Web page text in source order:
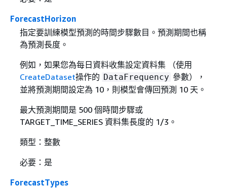
ForecastHorizon
指定要訓練模型預測的時間步驟數目。預測期間也稱
為預測長度。
例如，如果您為每日資料收集設定資料集 （使用
CreateDataset操作的 DataFrequency 參數），
並將預測期間設定為 10，則模型會傳回預測 10 天。
最大預測期間是 500 個時間步驟或
TARGET_TIME_SERIES 資料集長度的 1/3。
類型：整數
必要：是
ForecastTypes